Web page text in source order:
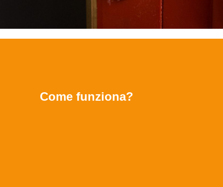
Come funziona?